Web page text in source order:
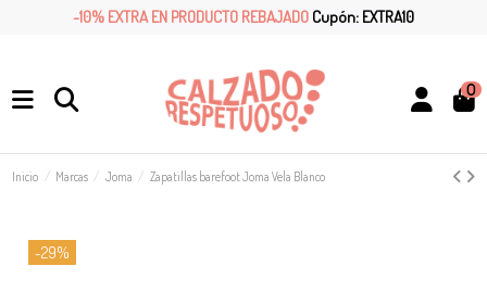
-10% EXTRA EN PRODUCTO REBAJADO Cupón: EXTRA10
0
Inicio Marcas Joma Zapatillas barefoot Joma Vela Blanco
-29%